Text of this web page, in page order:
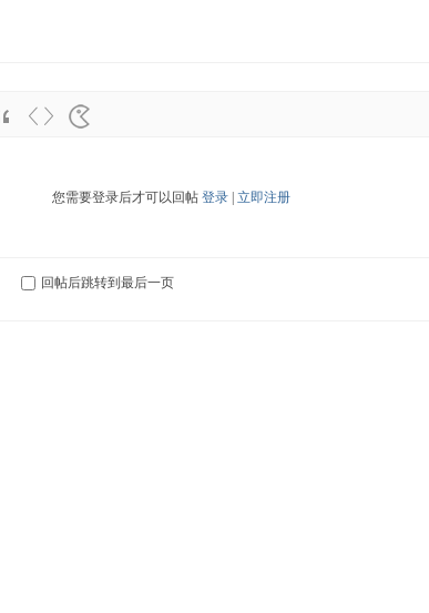
您需要登录后才可以回帖 登录 立即注册
回帖后跳转到最后一页